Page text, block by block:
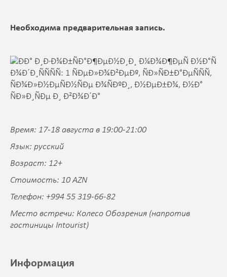
Необходима предварительная запись.
Время: 17-18 августа в 19:00-21:00
Язык: русский
Возраст: 12+
Стоимость: 10 AZN
Телефон: +994 55 319-66-82
Место встречи: Колесо Обозрения (напротив
гостиницы Intourist)
Информация